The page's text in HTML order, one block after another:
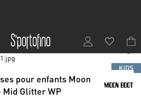
KIDS
pour enfants Moon
Mid Glitter WP